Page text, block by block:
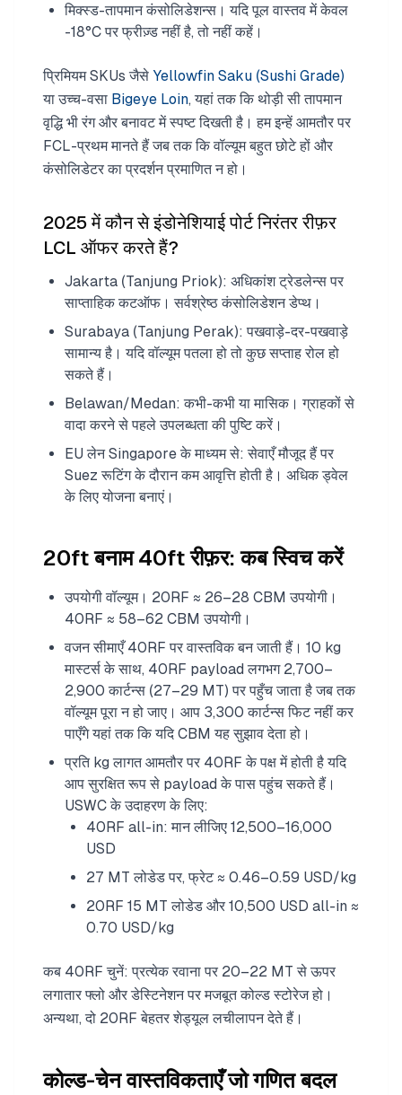
मिक्स्ड-तापमान कंसोलिडेशन्स। यदि पूल वास्तव में केवल
-18°C पर फ्रीज़्ड नहीं है, तो नहीं कहें।
प्रिमियम SKUs जैसे Yellowfin Saku (Sushi Grade)
या उच्च-वसा Bigeye Loin, यहां तक कि थोड़ी सी तापमान
वृद्धि भी रंग और बनावट में स्पष्ट दिखती है। हम इन्हें आमतौर पर
FCL-प्रथम मानते हैं जब तक कि वॉल्यूम बहुत छोटे हों और
कंसोलिडेटर का प्रदर्शन प्रमाणित न हो।
2025 में कौन से इंडोनेशियाई पोर्ट निरंतर रीफ़र
LCL ऑफर करते हैं?
Jakarta (Tanjung Priok): अधिकांश ट्रेडलेन्स पर
साप्ताहिक कटऑफ। सर्वश्रेष्ठ कंसोलिडेशन डेप्थ।
Surabaya (Tanjung Perak): पखवाड़े-दर-पखवाड़े
सामान्य है। यदि वॉल्यूम पतला हो तो कुछ सप्ताह रोल हो
सकते हैं।
Belawan/Medan: कभी-कभी या मासिक। ग्राहकों से
वादा करने से पहले उपलब्धता की पुष्टि करें।
EU लेन Singapore के माध्यम से: सेवाएँ मौजूद हैं पर
Suez रूटिंग के दौरान कम आवृत्ति होती है। अधिक ड्वेल
के लिए योजना बनाएं।
20ft बनाम 40ft रीफ़र: कब स्विच करें
उपयोगी वॉल्यूम। 20RF ≈ 26–28 CBM उपयोगी।
40RF ≈ 58–62 CBM उपयोगी।
वजन सीमाएँ 40RF पर वास्तविक बन जाती हैं। 10 kg
मास्टर्स के साथ, 40RF payload लगभग 2,700–
2,900 कार्टन्स (27–29 MT) पर पहुँच जाता है जब तक
वॉल्यूम पूरा न हो जाए। आप 3,300 कार्टन्स फिट नहीं कर
पाएँगे यहां तक कि यदि CBM यह सुझाव देता हो।
प्रति kg लागत आमतौर पर 40RF के पक्ष में होती है यदि
आप सुरक्षित रूप से payload के पास पहुंच सकते हैं।
USWC के उदाहरण के लिए:
40RF all-in: मान लीजिए 12,500–16,000
USD
27 MT लोडेड पर, फ्रेट ≈ 0.46–0.59 USD/kg
20RF 15 MT लोडेड और 10,500 USD all-in ≈
0.70 USD/kg
कब 40RF चुनें: प्रत्येक रवाना पर 20–22 MT से ऊपर
लगातार फ्लो और डेस्टिनेशन पर मजबूत कोल्ड स्टोरेज हो।
अन्यथा, दो 20RF बेहतर शेड्यूल लचीलापन देते हैं।
कोल्ड-चेन वास्तविकताएँ जो गणित बदल